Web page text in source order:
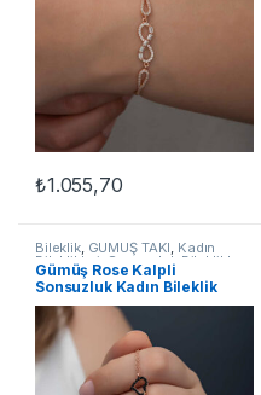
₺1.055,70
Bileklik, GÜMÜŞ TAKI, Kadın
Bileklikleri Sonsuzluk Bileklikler
Gümüş Rose Kalpli
Sonsuzluk Kadın Bileklik